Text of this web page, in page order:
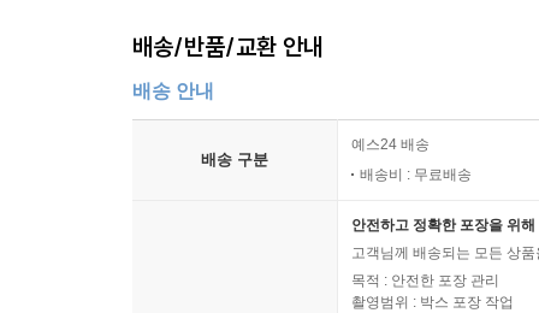
배송/반품/교환 안내
배송 안내
배송 구분
예스24 배송
배송비 : 무료배송
안전하고 정확한 포장을 위
고객님께 배송되는 모든 상
목적 : 안전한 포장 관리
촬영범위 : 박스 포장 작업